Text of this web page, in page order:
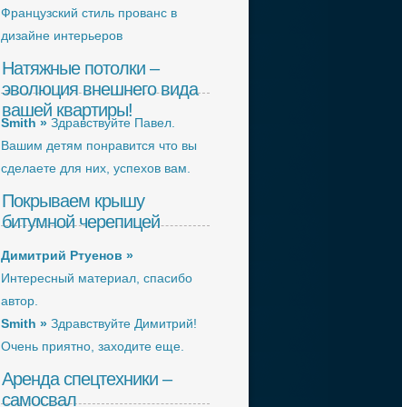
Французский стиль прованс в
дизайне интерьеров
Натяжные потолки –
эволюция внешнего вида
вашей квартиры!
Smith » Здравствуйте Павел.
Вашим детям понравится что вы
сделаете для них, успехов вам.
Покрываем крышу
битумной черепицей
Димитрий Ртуенов »
Интересный материал, спасибо
автор.
Smith » Здравствуйте Димитрий!
Очень приятно, заходите еще.
Аренда спецтехники –
самосвал